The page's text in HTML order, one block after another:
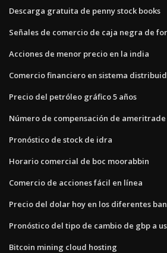
Descarga gratuita de penny stock books
Señales de comercio de caja negra de
Acciones de menor precio en la india
Comercio financiero en sistema
Precio del petróleo gráfico 5 años
Número de compensación de ameritrade
Pronóstico de stock de idra
Horario comercial de boc moorabbin
Comercio de acciones fácil en línea
Precio del dolar hoy en los diferentes
Pronóstico del tipo de cambio de gbp a
Bitcoin mining cloud hosting